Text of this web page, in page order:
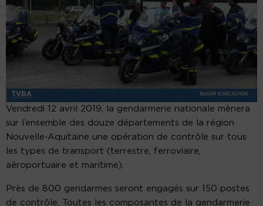
Vendredi 12 avril 2019, la gendarmerie nationale mènera
sur l’ensemble des douze départements de la région
Nouvelle-Aquitaine une opération de contrôle sur tous
les types de transport (terrestre, ferroviaire,
aéroportuaire et maritime).
Près de 800 gendarmes seront engagés sur 150 postes
de contrôle. Toutes les composantes de la gendarmerie